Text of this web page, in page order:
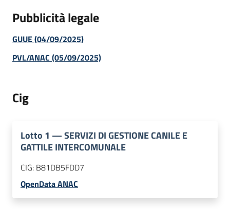
Pubblicità legale
GUUE (04/09/2025)
PVL/ANAC (05/09/2025)
Cig
Lotto 1 —SERVIZI DI GESTIONE CANILE E
GATTILE INTERCOMUNALE
CIG: B81DB5FDD7
OpenData ANAC